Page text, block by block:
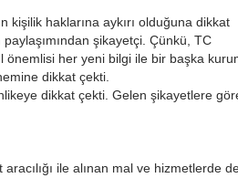
kişilik haklarına aykırı olduğuna dikkat
şikayetçi. Çünkü, TC
önemlisi her yeni bilgi ile bir başka
dikkat çekti.
dikkat çekti. Gelen şikayetlere
ile alınan mal ve hizmetlerde